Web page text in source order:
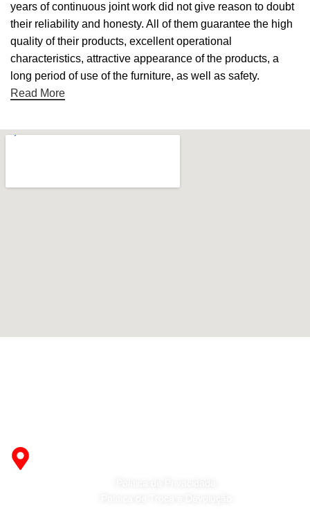
years of continuous joint work did not give reason to doubt
their reliability and honesty. All of them guarantee the high
quality of their products, excellent operational
characteristics, attractive appearance of the products, a
long period of use of the furniture, as well as safety.
Read More